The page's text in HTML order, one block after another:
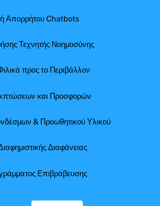
Απορρήτου Chatbots
Τεχνητής Νοημοσύνης
προς το Περιβάλλον
και Προσφορών
& Προωθητικού Υλικού
Διαφάνειας
Επιβράβευσης